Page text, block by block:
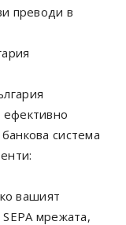
преводи в
система
вашият
мрежата,